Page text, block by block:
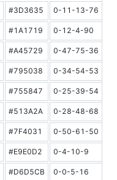
#3D3635 0-11-13-76
#1A1719 0-12-4-90
#A45729 0-47-75-36
#795038 0-34-54-53
#755847 0-25-39-54
#513A2A 0-28-48-68
#7F4031 0-50-61-50
#E9E0D2 0-4-10-9
#D6D5CB 0-0-5-16